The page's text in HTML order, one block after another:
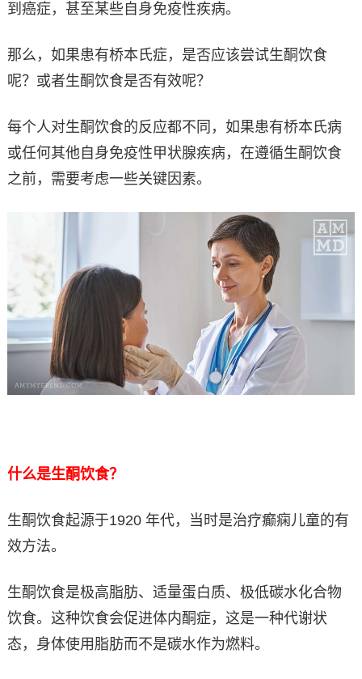
到癌症，甚至某些自身免疫性疾病。
那么，如果患有桥本氏症，是否应该尝试生酮饮食
呢？或者生酮饮食是否有效呢？
每个人对生酮饮食的反应都不同，如果患有桥本氏病
或任何其他自身免疫性甲状腺疾病，在遵循生酮饮食
之前，需要考虑一些关键因素。
什么是生酮饮食？
生酮饮食起源于1920 年代，当时是治疗癫痫儿童的有
效方法。
生酮饮食是极高脂肪、适量蛋白质、极低碳水化合物
饮食。这种饮食会促进体内酮症，这是一种代谢状
态，身体使用脂肪而不是碳水作为燃料。